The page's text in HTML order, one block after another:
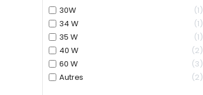
30W
1
34 W
1
35 W
1
40 W
2
60 W
3
Autres
2